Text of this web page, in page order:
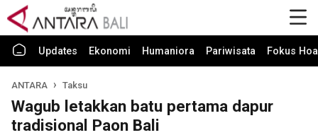
Updates Ekonomi Humaniora Pariwisata Fokus
ANTARA Taksu
Wagub letakkan batu pertama dapur
tradisional Paon Bali